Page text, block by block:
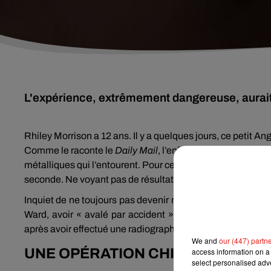
L'expérience, extrêmement dangereuse,
Rhiley Morrison a 12 ans. Il y a quelques jours, ce petit
Comme le raconte le Daily Mail, l’enfant a en effet voulu
métalliques qui l’entourent. Pour cela, il s’est procuré
seconde. Ne voyant pas de résultats immédiats, il a
Inquiet de ne toujours pas devenir magnétique et
Ward, avoir « avalé par accident » deux petits
après avoir effectué une radiographie, les médecins ont
UNE OPÉRATION CHIRURGICALE
We and our (447)
access information on
select personalised